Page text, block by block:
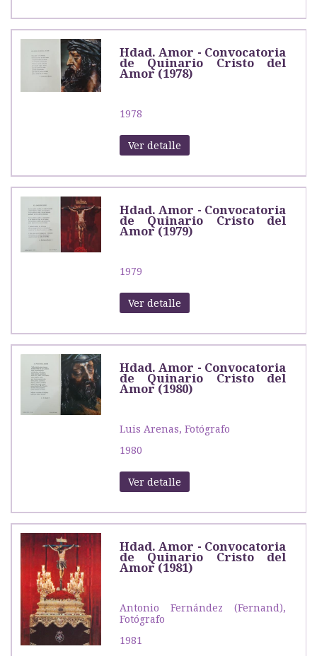
Hdad. Amor - Convocatoria
de Quinario Cristo del
Amor (1978)
1978
Ver detalle
Hdad. Amor - Convocatoria
de Quinario Cristo del
Amor (1979)
1979
Ver detalle
Hdad. Amor - Convocatoria
de Quinario Cristo del
Amor (1980)
Luis Arenas, Fotógrafo
1980
Ver detalle
Hdad. Amor - Convocatoria
de Quinario Cristo del
Amor (1981)
Antonio Fernández (Fernand),
Fotógrafo
1981